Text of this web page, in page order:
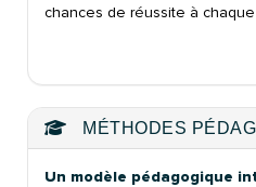
chances de réussite à
MÉTHODES
Un modèle pédagogique